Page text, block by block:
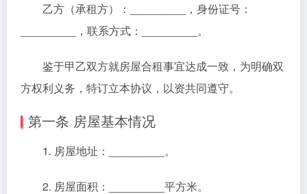
乙方（承租方）：_________，身份证号：
_________，联系方式：_________。
鉴于甲乙双方就房屋合租事宜达成一致，为明确双
方权利义务，特订立本协议，以资共同遵守。
第一条 房屋基本情况
1. 房屋地址：_________。
2. 房屋面积：_________平方米。